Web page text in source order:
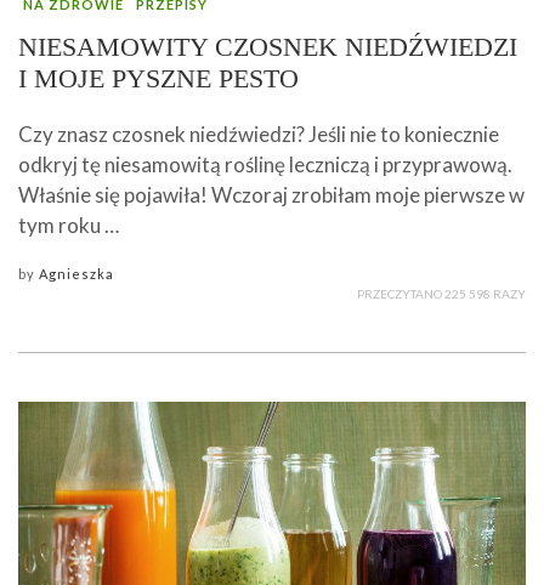
NA ZDROWIE PRZEPISY
NIESAMOWITY CZOSNEK NIEDŹWIEDZI
I MOJE PYSZNE PESTO
Czy znasz czosnek niedźwiedzi? Jeśli nie to koniecznie
odkryj tę niesamowitą roślinę leczniczą i przyprawową.
Właśnie się pojawiła! Wczoraj zrobiłam moje pierwsze w
tym roku …
by Agnieszka
PRZECZYTANO 225 598 RAZY